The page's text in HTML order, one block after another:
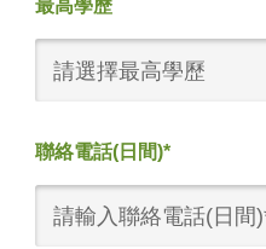
最高學歷
請選擇最高學歷
聯絡電話(日間)*